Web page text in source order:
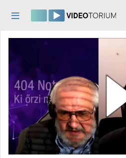
Felfedezés
Kategóriák
Lejátszási listák
Intézmények